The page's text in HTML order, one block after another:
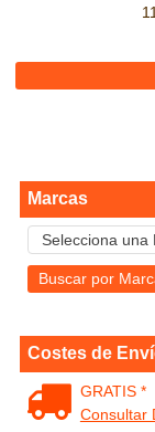
Marcas
Costes de
GRATIS *
Consultar